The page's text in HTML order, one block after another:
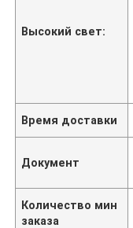
Высокий свет:
Время доставки
Документ
Количество мин
заказа